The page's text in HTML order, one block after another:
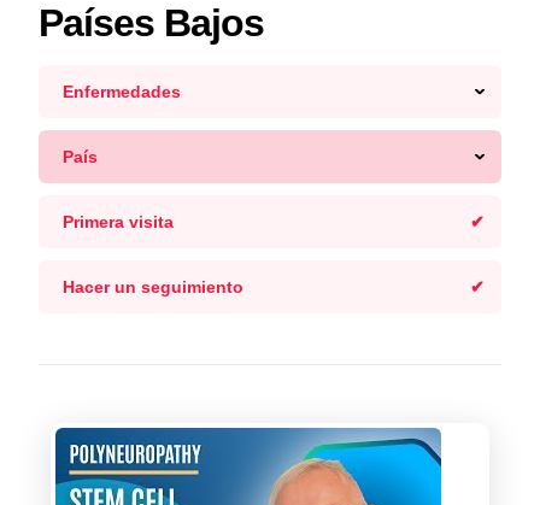
Países Bajos
Enfermedades
País
Primera visita
Hacer un seguimiento